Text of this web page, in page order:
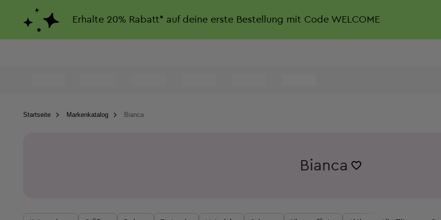
Erhalte 20% Rabatt* auf deine erste Bestellung mit Code WELCOME
Startseite Markenkatalog Bianca
Bianca